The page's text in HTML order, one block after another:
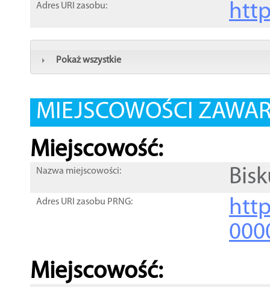
Adres URI zasobu:
Pokaż wszystkie
MIEJSCOWOŚCI
Miejscowość:
Nazwa miejscowości:
Adres URI zasobu PRNG:
Miejscowość: